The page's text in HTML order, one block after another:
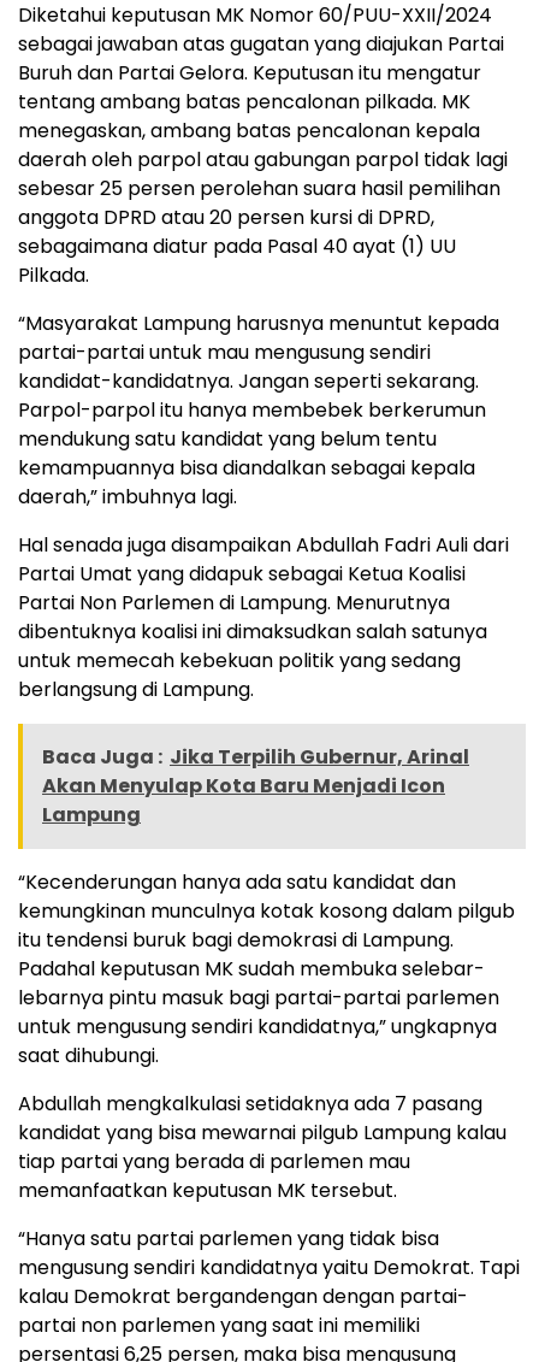
Diketahui keputusan MK Nomor 60/PUU-XXII/2024
sebagai jawaban atas gugatan yang diajukan Partai
Buruh dan Partai Gelora. Keputusan itu mengatur
tentang ambang batas pencalonan pilkada. MK
menegaskan, ambang batas pencalonan kepala
daerah oleh parpol atau gabungan parpol tidak lagi
sebesar 25 persen perolehan suara hasil pemilihan
anggota DPRD atau 20 persen kursi di DPRD,
sebagaimana diatur pada Pasal 40 ayat (1) UU
Pilkada.
“Masyarakat Lampung harusnya menuntut kepada
partai-partai untuk mau mengusung sendiri
kandidat-kandidatnya. Jangan seperti sekarang.
Parpol-parpol itu hanya membebek berkerumun
mendukung satu kandidat yang belum tentu
kemampuannya bisa diandalkan sebagai kepala
daerah,” imbuhnya lagi.
Hal senada juga disampaikan Abdullah Fadri Auli dari
Partai Umat yang didapuk sebagai Ketua Koalisi
Partai Non Parlemen di Lampung. Menurutnya
dibentuknya koalisi ini dimaksudkan salah satunya
untuk memecah kebekuan politik yang sedang
berlangsung di Lampung.
Baca Juga : Jika Terpilih Gubernur, Arinal
Akan Menyulap Kota Baru Menjadi Icon
Lampung
“Kecenderungan hanya ada satu kandidat dan
kemungkinan munculnya kotak kosong dalam pilgub
itu tendensi buruk bagi demokrasi di Lampung.
Padahal keputusan MK sudah membuka selebar-
lebarnya pintu masuk bagi partai-partai parlemen
untuk mengusung sendiri kandidatnya,” ungkapnya
saat dihubungi.
Abdullah mengkalkulasi setidaknya ada 7 pasang
kandidat yang bisa mewarnai pilgub Lampung kalau
tiap partai yang berada di parlemen mau
memanfaatkan keputusan MK tersebut.
“Hanya satu partai parlemen yang tidak bisa
mengusung sendiri kandidatnya yaitu Demokrat. Tapi
kalau Demokrat bergandengan dengan partai-
partai non parlemen yang saat ini memiliki
persentasi 6,25 persen, maka bisa mengusung